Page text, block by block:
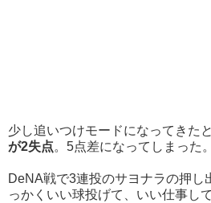
少し追いつけモードになってきた
が2失点。5点差になってしまった。
DeNA戦で3連投のサヨナラの押し
っかくいい球投げて、いい仕事し